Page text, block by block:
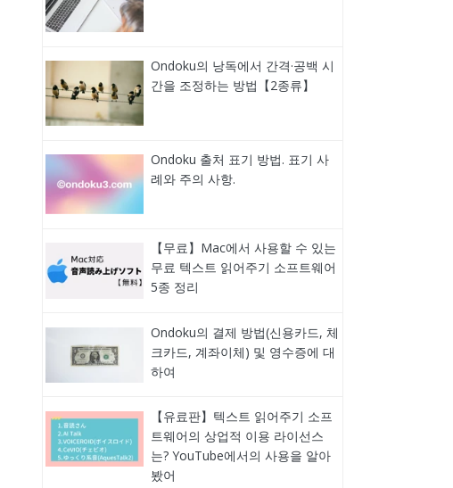
Ondoku의 낭독에서 간격·공백 시
간을 조정하는 방법【2종류】
Ondoku 출처 표기 방법. 표기 사
례와 주의 사항.
【무료】Mac에서 사용할 수 있는
무료 텍스트 읽어주기 소프트웨어
5종 정리
Ondoku의 결제 방법(신용카드, 체
크카드, 계좌이체) 및 영수증에 대
하여
【유료판】텍스트 읽어주기 소프
트웨어의 상업적 이용 라이선스
는? YouTube에서의 사용을 알아
봤어